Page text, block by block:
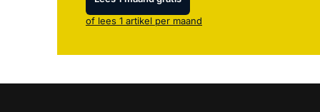
of lees 1 artikel per maand